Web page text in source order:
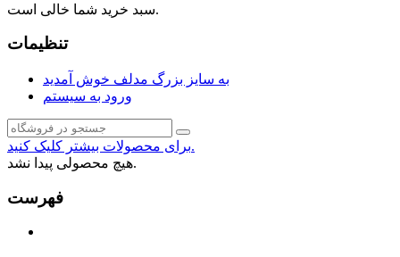
سبد خرید شما خالی است.
تنظیمات
به سایز بزرگ مدلف خوش آمدید
ورود به سیستم
برای محصولات بیشتر کلیک کنید.
هیچ محصولی پیدا نشد.
فهرست